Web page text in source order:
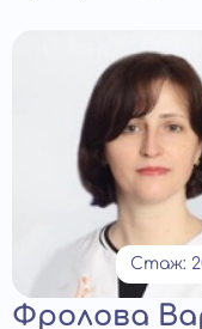
Стаж:
Фролова